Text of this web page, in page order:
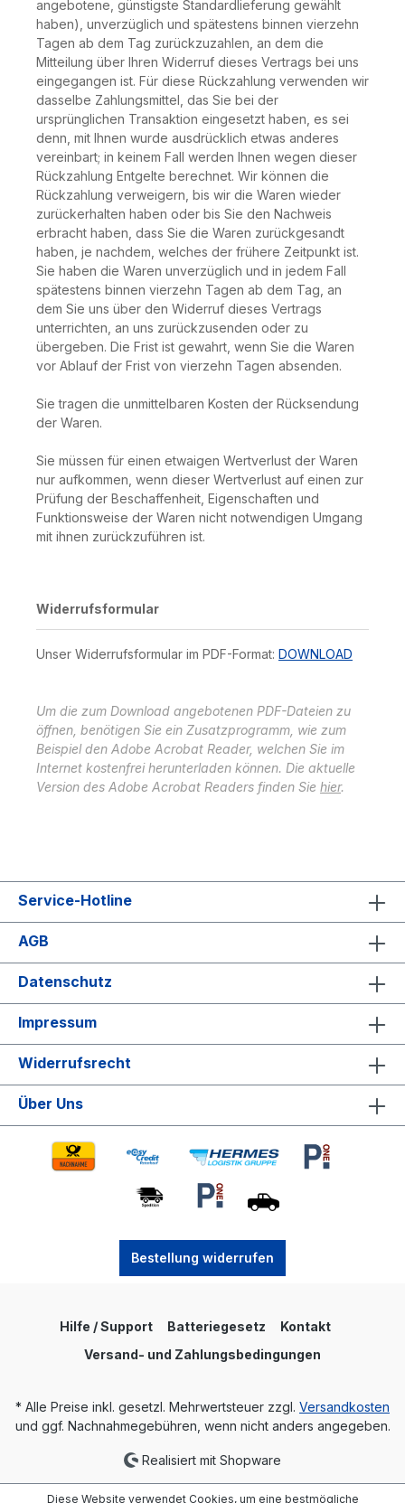
angebotene, günstigste Standardlieferung gewählt
haben), unverzüglich und spätestens binnen vierzehn
Tagen ab dem Tag zurückzuzahlen, an dem die
Mitteilung über Ihren Widerruf dieses Vertrags bei uns
eingegangen ist. Für diese Rückzahlung verwenden wir
dasselbe Zahlungsmittel, das Sie bei der
ursprünglichen Transaktion eingesetzt haben, es sei
denn, mit Ihnen wurde ausdrücklich etwas anderes
vereinbart; in keinem Fall werden Ihnen wegen dieser
Rückzahlung Entgelte berechnet. Wir können die
Rückzahlung verweigern, bis wir die Waren wieder
zurückerhalten haben oder bis Sie den Nachweis
erbracht haben, dass Sie die Waren zurückgesandt
haben, je nachdem, welches der frühere Zeitpunkt ist.
Sie haben die Waren unverzüglich und in jedem Fall
spätestens binnen vierzehn Tagen ab dem Tag, an
dem Sie uns über den Widerruf dieses Vertrags
unterrichten, an uns zurückzusenden oder zu
übergeben. Die Frist ist gewahrt, wenn Sie die Waren
vor Ablauf der Frist von vierzehn Tagen absenden.
Sie tragen die unmittelbaren Kosten der Rücksendung
der Waren.
Sie müssen für einen etwaigen Wertverlust der Waren
nur aufkommen, wenn dieser Wertverlust auf einen zur
Prüfung der Beschaffenheit, Eigenschaften und
Funktionsweise der Waren nicht notwendigen Umgang
mit ihnen zurückzuführen ist.
Widerrufsformular
Unser Widerrufsformular im PDF-Format: DOWNLOAD
Um die zum Download angebotenen PDF-Dateien zu
öffnen, benötigen Sie ein Zusatzprogramm, wie zum
Beispiel den Adobe Acrobat Reader, welchen Sie im
Internet kostenfrei herunterladen können. Die aktuelle
Version des Adobe Acrobat Readers finden Sie hier.
Service-Hotline
AGB
Datenschutz
Impressum
Widerrufsrecht
Über Uns
Bestellung widerrufen
Hilfe / Support Batteriegesetz
Kontakt
Versand- und Zahlungsbedingungen
* Alle Preise inkl. gesetzl. Mehrwertsteuer zzgl. Versandkosten
und ggf. Nachnahmegebühren, wenn nicht anders angegeben.
Realisiert mit Shopware
Diese Website verwendet Cookies, um eine bestmögliche